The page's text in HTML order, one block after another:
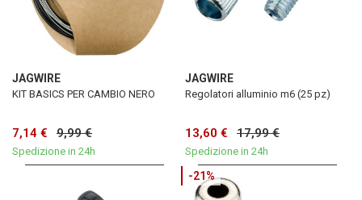
JAGWIRE
KIT BASICS PER CAMBIO NERO
7,14 € 9,99 €
Spedizione in 24h
JAGWIRE
Regolatori alluminio m6 (25 pz)
13,60 € 17,99 €
Spedizione in 24h
-21%